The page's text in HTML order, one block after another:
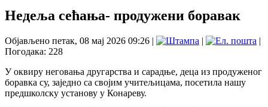
Недеља сећања- продужени боравак
Објављено петак, 08 мај 2026 09:26 | |
|
Погодака: 228
У оквиру неговања другарства и сарадње, деца из продуженог
боравка су, заједно са својим учитељицама, посетила нашу
предшколску установу у Конареву.